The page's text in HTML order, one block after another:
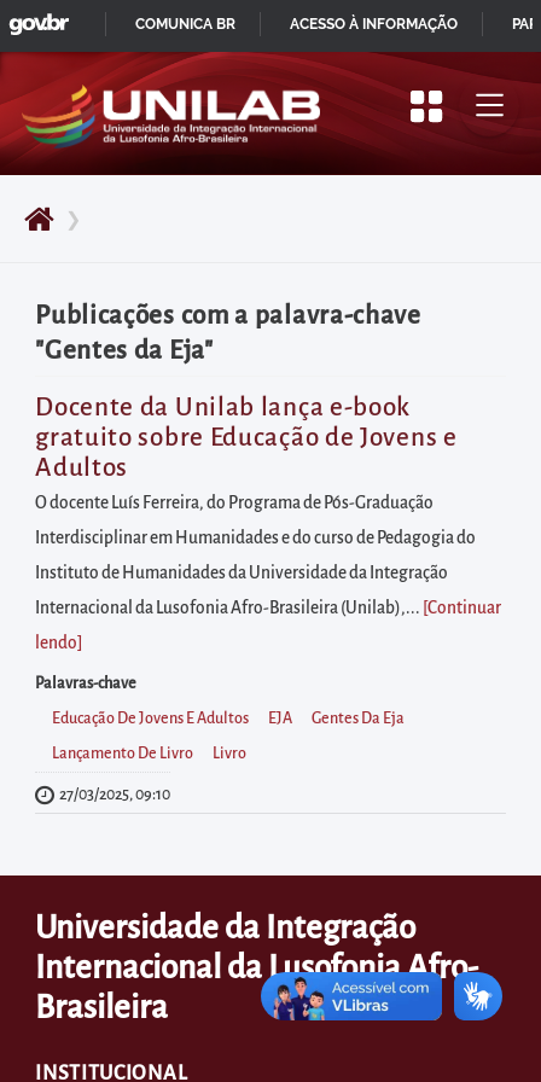
Pular
para
início
do
principal
Acessar
diretamente
o
menu
principal
Acessar
diretamente
à
área
para
realizar
buscas
internas
Acessar
diretamente
postas
no
rodapé
❯
Publicações com a palavra-chave
"Gentes da Eja"
Docente da Unilab lança e-book
gratuito sobre Educação de Jovens e
Adultos
O docente Luís Ferreira, do Programa de Pós-Graduação
Interdisciplinar em Humanidades e do curso de Pedagogia do
Instituto de Humanidades da Universidade da Integração
Internacional da Lusofonia Afro-Brasileira (Unilab),... [Continuar
lendo
Palavras-chave
Educação De Jovens E Adultos EJA Gentes Da Eja
Lançamento De Livro Livro
27/03/2025, 09:10
Universidade da Integração
Internacional da Lusofonia Afro-
Brasileira
INSTITUCIONAL
IR
PARA
CONTEÚDO
GOVBR
COMUNICA BR ACESSO À INFORMAÇÃO